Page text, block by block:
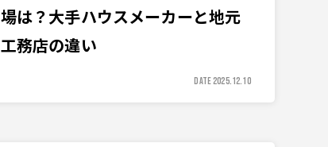
場は？大手ハウスメーカーと地元
工務店の違い
DATE 2025.12.10